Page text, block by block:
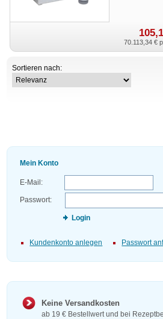
70.113,34 €
Sortieren nach:
Mein Konto
E-Mail:
Passwort:
Login
Kundenkonto anlegen Passwort
Keine Versandkosten
ab 19 € Bestellwert und bei